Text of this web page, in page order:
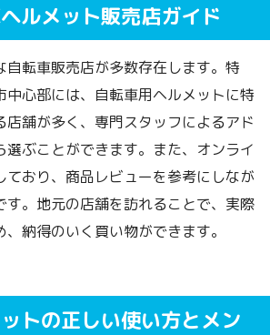
ルメット販売店ガイド
自転車販売店が多数存在します。特
中心部には、自転車用ヘルメットに特
店舗が多く、専門スタッフによるアド
選ぶことができます。また、オンライ
ており、商品レビューを参考にしなが
す。地元の店舗を訪れることで、実際
納得のいく買い物ができます。
トの正しい使い方とメン